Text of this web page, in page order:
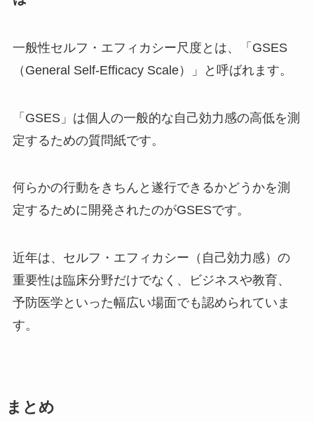
一般性セルフ・エフィカシー尺度とは、「GSES
（General Self-Efficacy Scale）」と呼ばれます。
「GSES」は個人の一般的な自己効力感の高低を測
定するための質問紙です。
何らかの行動をきちんと遂行できるかどうかを測
定するために開発されたのがGSESです。
近年は、セルフ・エフィカシー（自己効力感）の
重要性は臨床分野だけでなく、ビジネスや教育、
予防医学といった幅広い場面でも認められていま
す。
まとめ